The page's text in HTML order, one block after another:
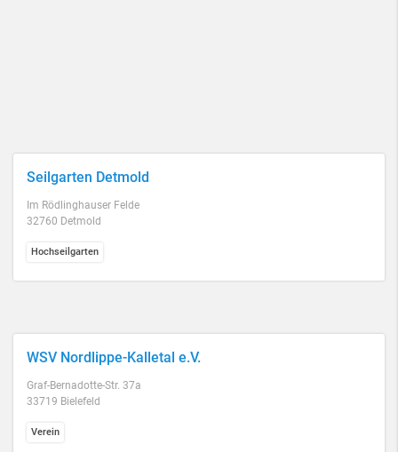
Seilgarten Detmold
Im Rödlinghauser Felde
32760 Detmold
Hochseilgarten
WSV Nordlippe-Kalletal e.V.
Graf-Bernadotte-Str. 37a
33719 Bielefeld
Verein